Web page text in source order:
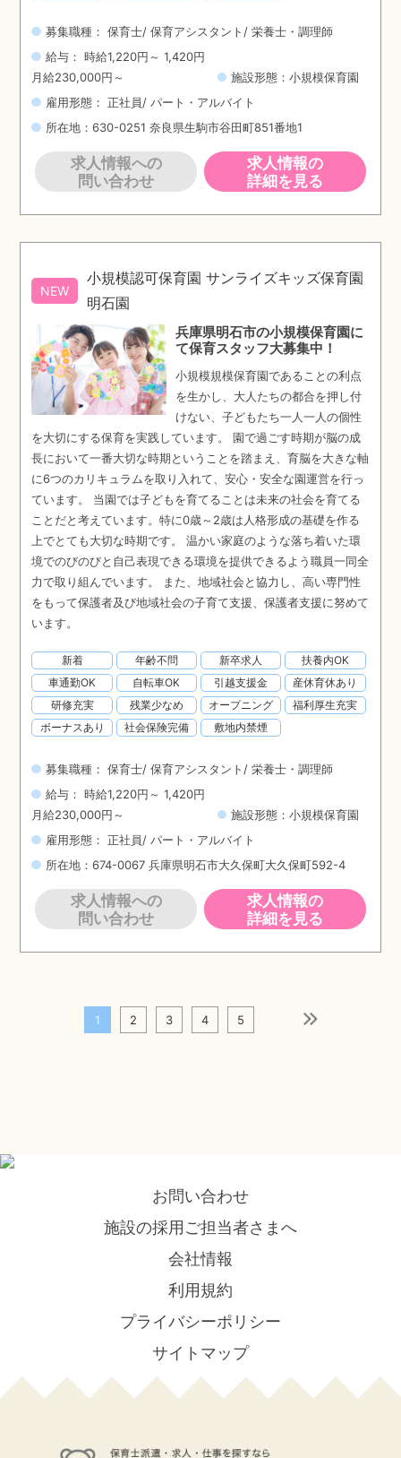
募集職種： 保育士/ 保育アシスタント/ 栄養士・調理師
給与： 時給1,220円～ 1,420円
月給230,000円～
施設形態：小規模保育園
雇用形態： 正社員/ パート・アルバイト
所在地：630-0251 奈良県生駒市谷田町851番地1
求人情報への
問い合わせ
求人情報の
詳細を見る
NEW
小規模認可保育園 サンライズキッズ保育園
明石園
兵庫県明石市の小規模保育園に
て保育スタッフ大募集中！
小規模規模保育園であることの利点
を生かし、大人たちの都合を押し付
けない、子どもたち一人一人の個性
を大切にする保育を実践しています。 園で過ごす時期が脳の成
長において一番大切な時期ということを踏まえ、育脳を大きな軸
に6つのカリキュラムを取り入れて、安心・安全な園運営を行っ
ています。 当園では子どもを育てることは未来の社会を育てる
ことだと考えています。特に0歳～2歳は人格形成の基礎を作る
上でとても大切な時期です。 温かい家庭のような落ち着いた環
境でのびのびと自己表現できる環境を提供できるよう職員一同全
力で取り組んでいます。 また、地域社会と協力し、高い専門性
をもって保護者及び地域社会の子育て支援、保護者支援に努めて
います。
新着 年齢不問 新卒求人
扶養内OK
車通勤OK
自転車OK 引越支援金
産休育休あり
研修充実
残業少なめ オープニング
福利厚生充実
ボーナスあり
社会保険完備 敷地内禁煙
募集職種： 保育士/ 保育アシスタント/ 栄養士・調理師
給与： 時給1,220円～ 1,420円
月給230,000円～
施設形態：小規模保育園
雇用形態： 正社員/ パート・アルバイト
所在地：674-0067 兵庫県明石市大久保町大久保町592-4
求人情報への
問い合わせ
求人情報の
詳細を見る
1 2 3 4 5
お問い合わせ
施設の採用ご担当者さまへ
会社情報
利用規約
プライバシーポリシー
サイトマップ